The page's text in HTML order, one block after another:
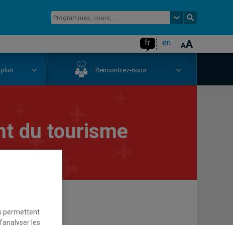
fr en
Rencontrez-nous
du tourisme
permettent
les